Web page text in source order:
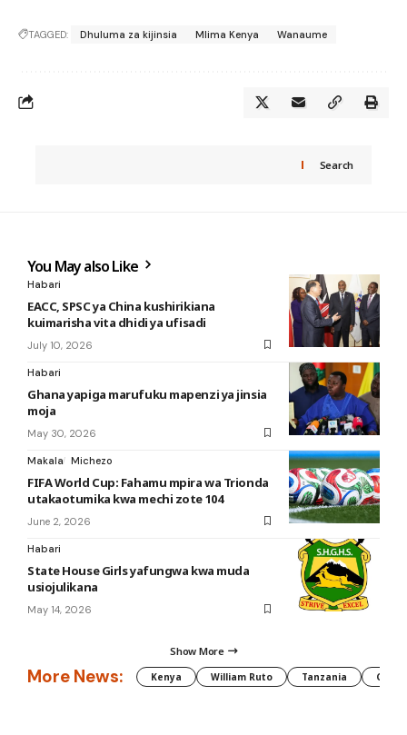
TAGGED: Dhuluma za kijinsia Mlima Kenya Wanaume
Search
You May also Like
Habari
EACC, SPSC ya China kushirikiana
kuimarisha vita dhidi ya ufisadi
July 10, 2026
Habari
Ghana yapiga marufuku mapenzi ya jinsia
moja
May 30, 2026
Makala Michezo
FIFA World Cup: Fahamu mpira wa Trionda
utakaotumika kwa mechi zote 104
June 2, 2026
Habari
State House Girls yafungwa kwa muda
usiojulikana
May 14, 2026
Show More
More News: Kenya William Ruto Tanzania CAF